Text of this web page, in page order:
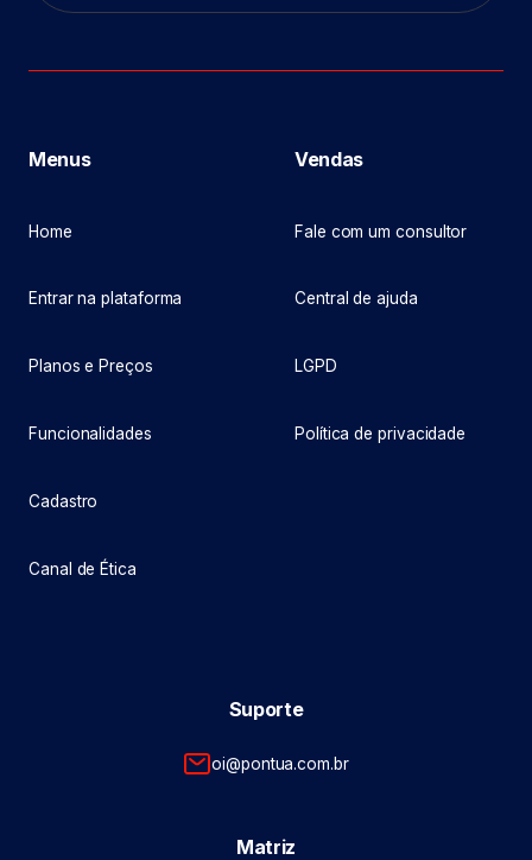
Menus
Home
Entrar na plataforma
Planos e Preços
Funcionalidades
Cadastro
Canal de Ética
Vendas
Fale com um consultor
Central de ajuda
LGPD
Política de privacidade
Suporte
oi@pontua.com.br
Matriz